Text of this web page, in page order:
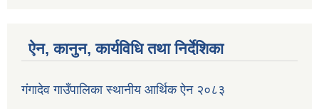
ऐन, कानुन, कार्यविधि तथा निर्देशिका
गंगादेव गाउँपालिका स्थानीय आर्थिक ऐन २०८३